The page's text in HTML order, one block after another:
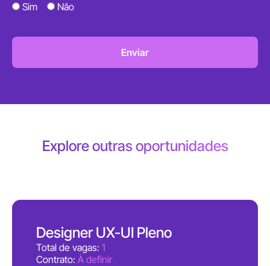
Sim
Não
Enviar
Explore outras oportunidades
Designer UX-UI Pleno
Total de vagas: 1
Contrato: À definir